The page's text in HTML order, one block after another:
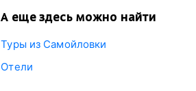
А еще здесь можно найти
Туры из Самойловки
Отели